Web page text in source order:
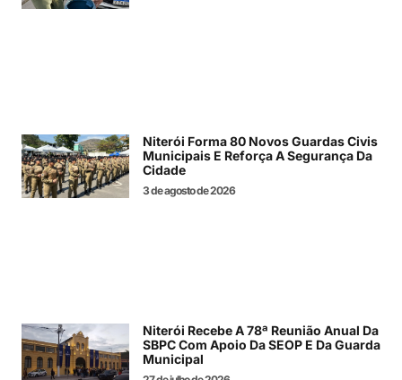
Niterói Forma 80 Novos Guardas Civis
Municipais E Reforça A Segurança Da
Cidade
3 de agosto de 2026
Niterói Recebe A 78ª Reunião Anual Da
SBPC Com Apoio Da SEOP E Da Guarda
Municipal